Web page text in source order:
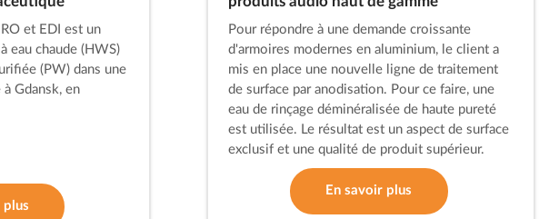
et EDI est un
eau chaude (HWS)
(PW) dans une
Gdansk, en
plus
Pour répondre à une demande croissante
d'armoires modernes en aluminium, le client a
mis en place une nouvelle ligne de traitement
de surface par anodisation. Pour ce faire, une
eau de rinçage déminéralisée de haute pureté
est utilisée. Le résultat est un aspect de surface
exclusif et une qualité de produit supérieur.
En savoir plus